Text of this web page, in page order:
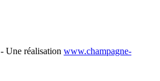
- Une réalisation www.champagne-